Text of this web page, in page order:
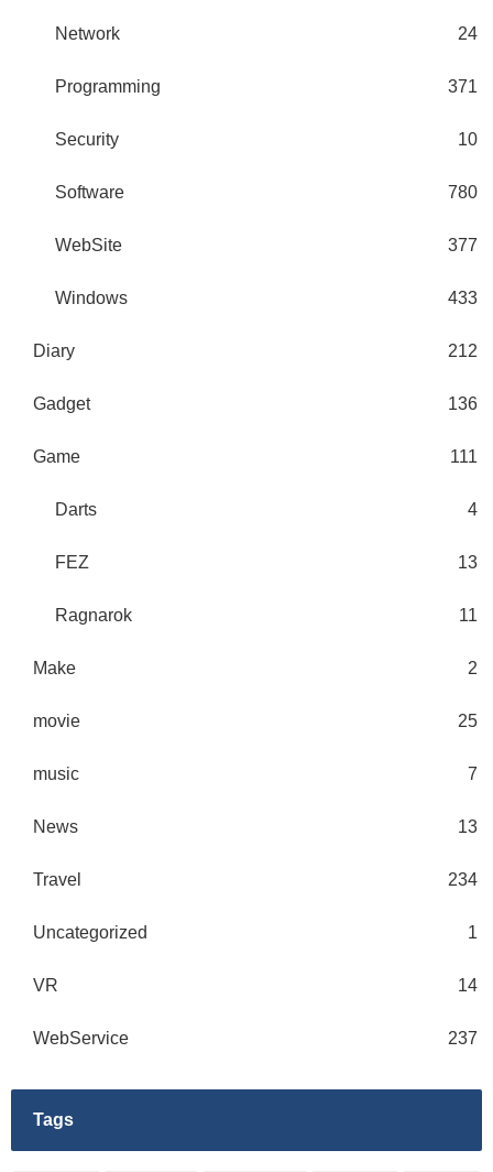
Network 24
Programming 371
Security 10
Software 780
WebSite 377
Windows 433
Diary 212
Gadget 136
Game 111
Darts 4
FEZ 13
Ragnarok 11
Make 2
movie 25
music 7
News 13
Travel 234
Uncategorized 1
VR 14
WebService 237
Tags